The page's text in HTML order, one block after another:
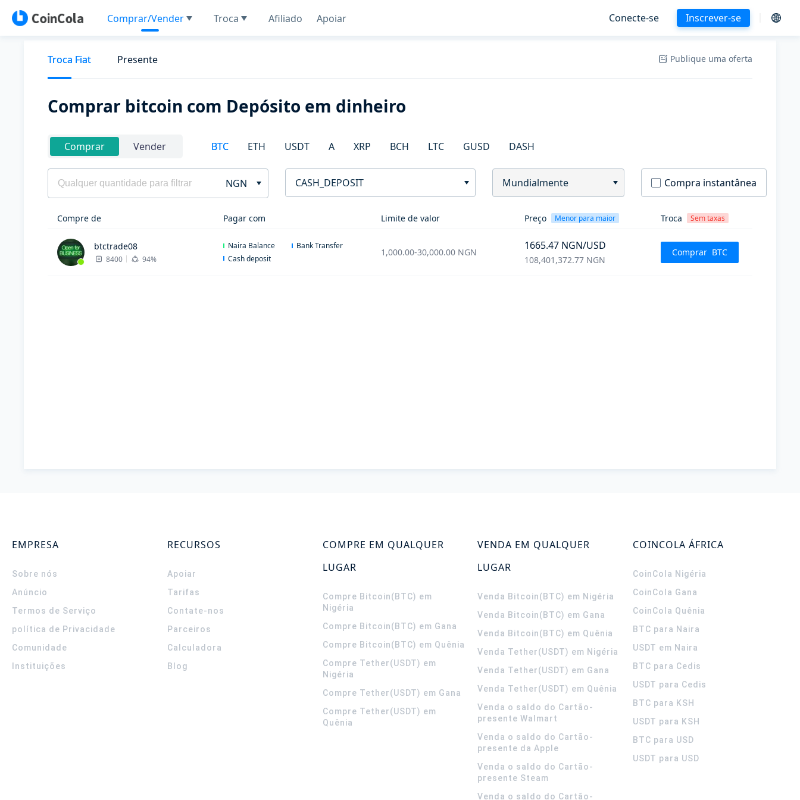
Comprar/Vender Troca Afiliado Apoiar Conecte-se Inscrever-se
Troca Fiat Presente Publique uma oferta
Comprar bitcoin com Depósito em dinheiro
Comprar Vender BTC ETH USDT A XRP BCH LTC GUSD DASH
NGN CASH_DEPOSIT Mundialmente Compra instantânea
Compre de Pagar com Limite de valor Preço Menor para maior Troca Sem taxas
btctrade08
8400 94%
Naira Balance
Bank Transfer
Cash deposit
1,000.00-30,000.00 NGN
1665.47 NGN/USD
108,401,372.77 NGN
Comprar BTC
EMPRESA
Sobre nós
Anúncio
Termos de Serviço
política de Privacidade
Comunidade
Instituições
RECURSOS
Apoiar
Tarifas
Contate-nos
Parceiros
Calculadora
Blog
COMPRE EM QUALQUER
LUGAR
Compre Bitcoin(BTC) em
Nigéria
Compre Bitcoin(BTC) em Gana
Compre Bitcoin(BTC) em Quênia
Compre Tether(USDT) em
Nigéria
Compre Tether(USDT) em Gana
Compre Tether(USDT) em
Quênia
VENDA EM QUALQUER
LUGAR
Venda Bitcoin(BTC) em Nigéria
Venda Bitcoin(BTC) em Gana
Venda Bitcoin(BTC) em Quênia
Venda Tether(USDT) em Nigéria
Venda Tether(USDT) em Gana
Venda Tether(USDT) em Quênia
Venda o saldo do Cartão-
presente Walmart
Venda o saldo do Cartão-
presente da Apple
Venda o saldo do Cartão-
presente Steam
Venda o saldo do Cartão-
COINCOLA ÁFRICA
CoinCola Nigéria
CoinCola Gana
CoinCola Quênia
BTC para Naira
USDT em Naira
BTC para Cedis
USDT para Cedis
BTC para KSH
USDT para KSH
BTC para USD
USDT para USD